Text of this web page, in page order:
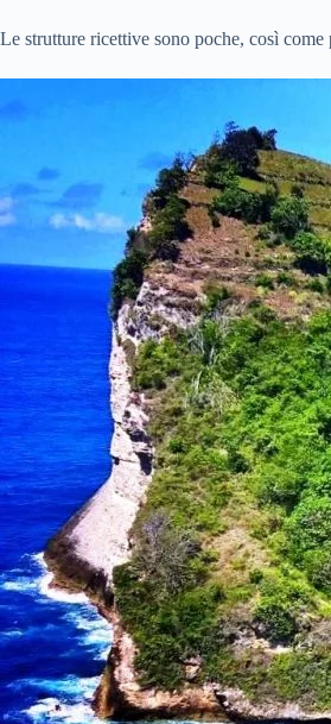
Le strutture ricettive sono poche, così